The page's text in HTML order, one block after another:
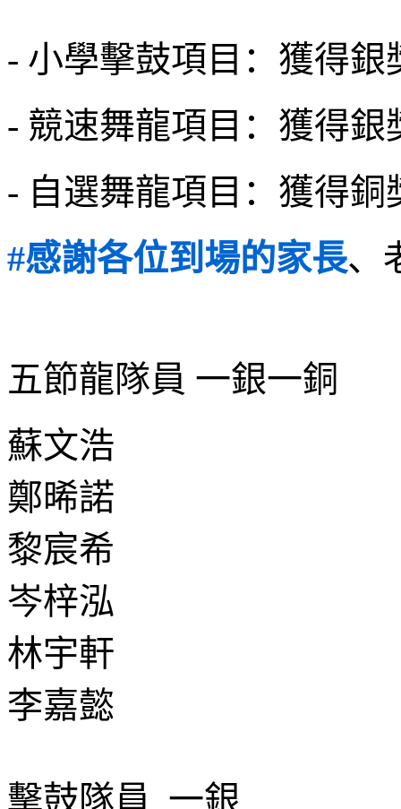
- 小學擊鼓項目：獲得銀
- 競速舞龍項目：獲得銀
- 自選舞龍項目：獲得銅
#感謝各位到場的家長、
五節龍隊員 一銀一銅
蘇文浩
鄭晞諾
黎宸希
岑梓泓
林宇軒
李嘉懿
擊鼓隊員 一銀